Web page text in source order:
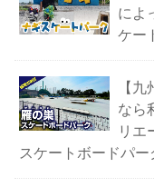
によ
ケー
【
なら
リエ
スケートボードパー